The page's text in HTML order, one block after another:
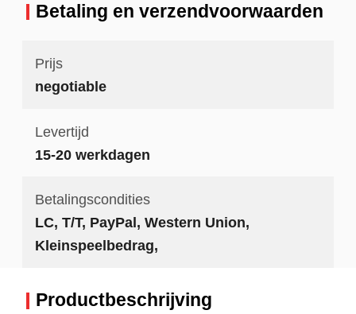
Betaling en verzendvoorwaarden
Prijs
negotiable
Levertijd
15-20 werkdagen
Betalingscondities
LC, T/T, PayPal, Western Union,
Kleinspeelbedrag,
Productbeschrijving